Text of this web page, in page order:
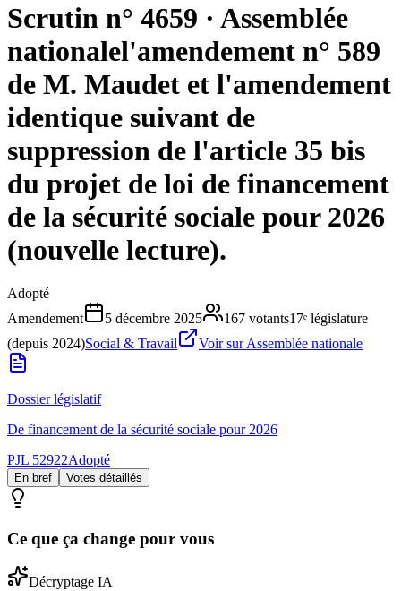
Scrutin n° 4659 · Assemblée
nationalel'amendement n° 589
de M. Maudet et l'amendement
identique suivant de
suppression de l'article 35 bis
du projet de loi de financement
de la sécurité sociale pour 2026
(nouvelle lecture).
Adopté
Amendement
5 décembre 2025 167 votants17ᵉ législature
(depuis 2024)Social & Travail Voir sur Assemblée nationale
Dossier législatif
De financement de la sécurité sociale pour 2026
PJL 52922Adopté
En bref Votes détaillés
Ce que ça change pour vous
Décryptage IA